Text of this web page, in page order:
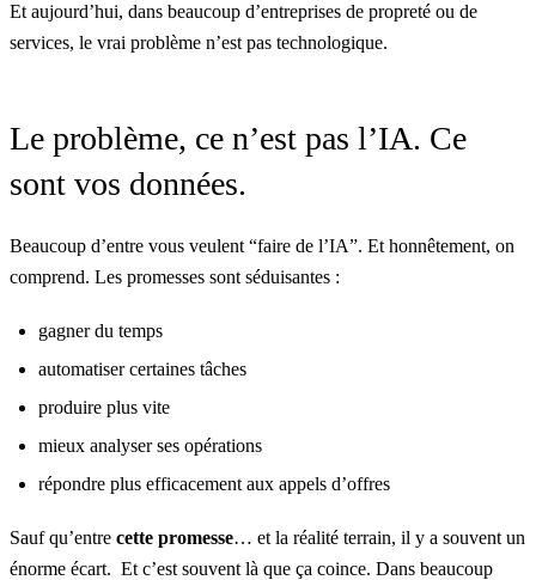
Et aujourd’hui, dans beaucoup d’entreprises de propreté ou de
services, le vrai problème n’est pas technologique.
Le problème, ce n’est pas l’IA. Ce
sont vos données.
Beaucoup d’entre vous veulent “faire de l’IA”. Et honnêtement, on
comprend. Les promesses sont séduisantes :
gagner du temps
automatiser certaines tâches
produire plus vite
mieux analyser ses opérations
répondre plus efficacement aux appels d’offres
Sauf qu’entre cette promesse… et la réalité terrain, il y a souvent un
énorme écart. Et c’est souvent là que ça coince. Dans beaucoup